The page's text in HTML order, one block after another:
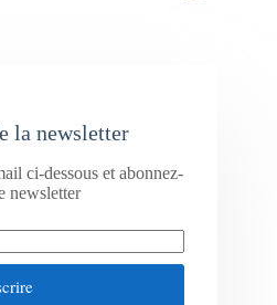
la newsletter
ci-dessous et abonnez-
newsletter